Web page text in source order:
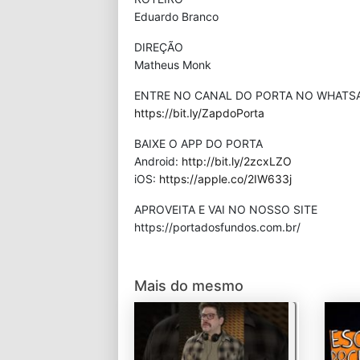
Eduardo Branco
DIREÇÃO
Matheus Monk
ENTRE NO CANAL DO PORTA NO
https://bit.ly/ZapdoPorta
BAIXE O APP DO PORTA
Android: http://bit.ly/2zcxLZO
iOS: https://apple.co/2IW633j
APROVEITA E VAI NO NOSSO SITE
⁠https://portadosfundos.com.br/
Mais do mesmo